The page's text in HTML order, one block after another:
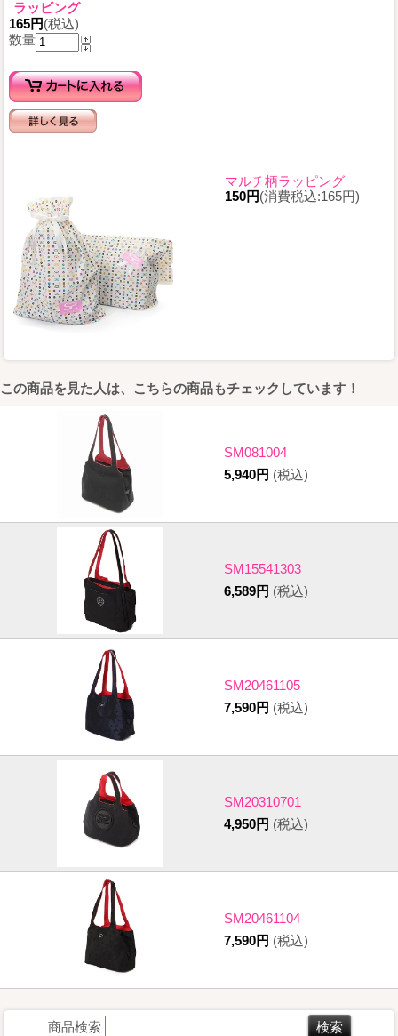
ラッピング
165円(税込)
数量
マルチ柄ラッピング
150円(消費税込:165円)
この商品を見た人は、こちらの商品もチェックしています！
SM081004
5,940円 (税込)
SM15541303
6,589円 (税込)
SM20461105
7,590円 (税込)
SM20310701
4,950円 (税込)
SM20461104
7,590円 (税込)
商品検索